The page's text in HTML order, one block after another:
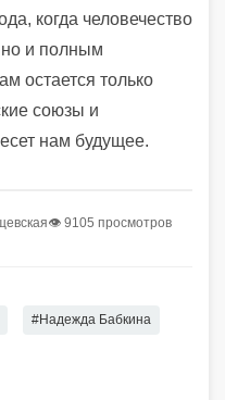
когда человечество
и полным
остается только
союзы и
нам будущее.
👁 9105 просмотров
#Надежда Бабкина